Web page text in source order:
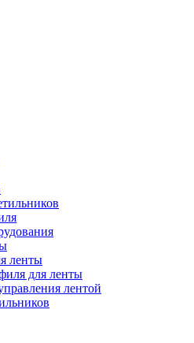
ленты
для ленты
лентой